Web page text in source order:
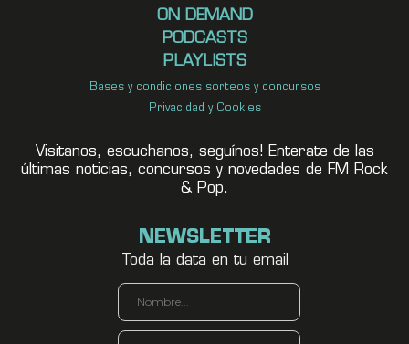
ON DEMAND
PODCASTS
PLAYLISTS
Bases y condiciones sorteos y concursos
Privacidad y Cookies
Visitanos, escuchanos, seguínos! Enterate de las
últimas noticias, concursos y novedades de FM Rock
& Pop.
NEWSLETTER
Toda la data en tu email